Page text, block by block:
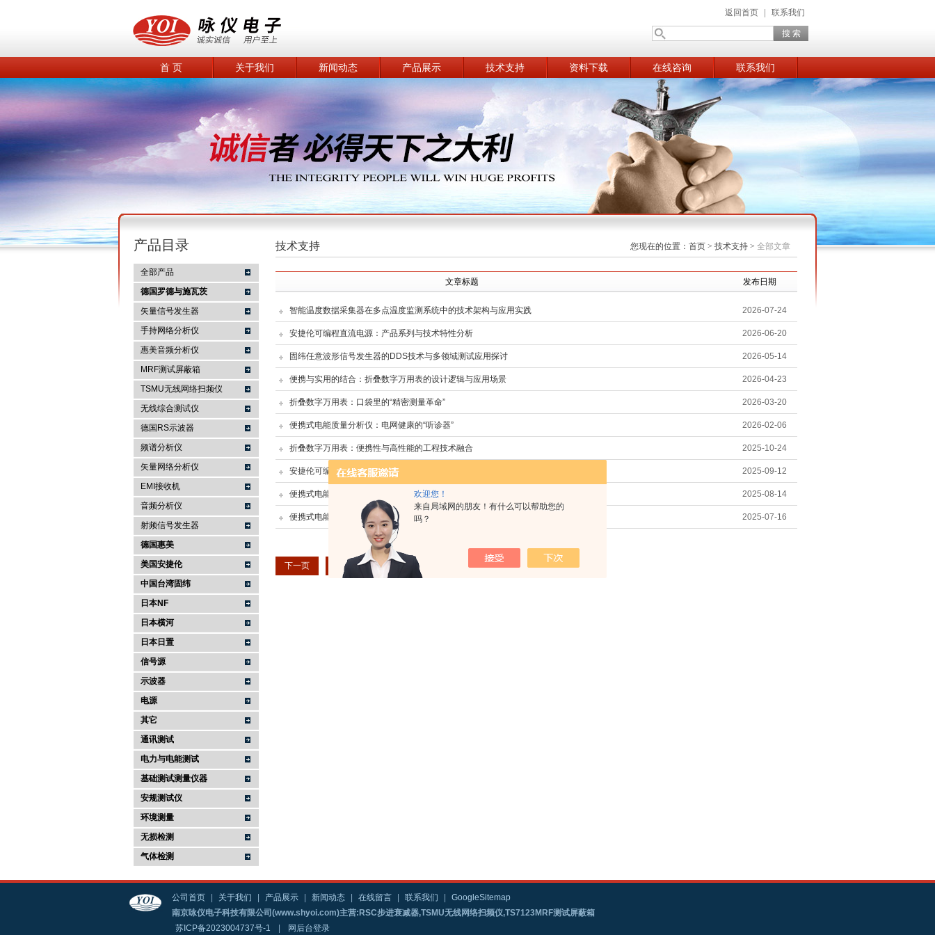
欢迎您！
来自局域网的朋友！有什么可以帮助您的
吗？
南京咏仪电子科技有限公司
返回首页 联系我们
首 页 关于我们 新闻动态 产品展示 技术支持 资料下载 在线咨询 联系我们
产品目录
全部产品
德国罗德与施瓦茨
矢量信号发生器
手持网络分析仪
惠美音频分析仪
MRF测试屏蔽箱
TSMU无线网络扫频仪
无线综合测试仪
德国RS示波器
频谱分析仪
矢量网络分析仪
EMI接收机
音频分析仪
射频信号发生器
德国惠美
美国安捷伦
中国台湾固纬
日本NF
日本横河
日本日置
信号源
示波器
电源
其它
通讯测试
电力与电能测试
基础测试测量仪器
安规测试仪
环境测量
无损检测
气体检测
技术支持 您现在的位置： 首页 > 技术支持 > 全部文章
文章标题 发布日期
智能温度数据采集器在多点温度监测系统中的技术架构与应用实践 2026-07-24
安捷伦可编程直流电源：产品系列与技术特性分析 2026-06-20
固纬任意波形信号发生器的DDS技术与多领域测试应用探讨 2026-05-14
便携与实用的结合：折叠数字万用表的设计逻辑与应用场景 2026-04-23
折叠数字万用表：口袋里的“精密测量革命” 2026-03-20
便携式电能质量分析仪：电网健康的“听诊器” 2026-02-06
折叠数字万用表：便携性与高性能的工程技术融合 2025-10-24
安捷伦可编程直流电源：电子研发的“智慧能量引擎” 2025-09-12
便携式电能质量分析仪：流动的电网体检中心 2025-08-14
便携式电能质量分析仪为何“便携”成了刚需？ 2025-07-16
下一页 末页
公司首页 关于我们 产品展示 新闻动态 在线留言 联系我们
GoogleSitemap
南京咏仪电子科技有限公司(www.shyoi.com)主营:RSC步进衰减器,TSMU无线网络扫频仪,TS7123MRF测试屏蔽箱
苏ICP备2023004737号-1
网后台登录